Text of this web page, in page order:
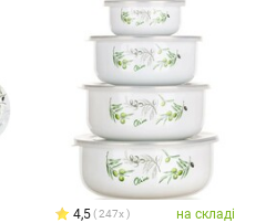
4,5 247x на складі